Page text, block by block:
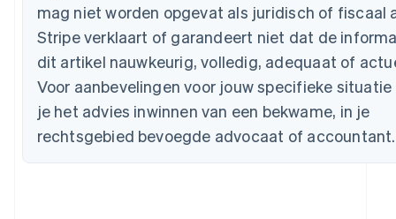
mag niet worden opgevat als juridisch of fiscaal
Stripe verklaart of garandeert niet dat de
dit artikel nauwkeurig, volledig, adequaat of
Voor aanbevelingen voor jouw specifieke
je het advies inwinnen van een bekwame, in je
rechtsgebied bevoegde advocaat of accountant.
Cyprus
English
Denemarken
English
Duitsland
Deutsch English
English
Finland